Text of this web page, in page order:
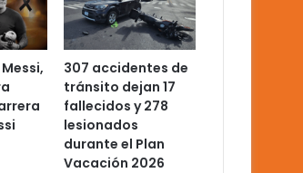
307 accidentes de
tránsito dejan 17
fallecidos y 278
lesionados
durante el Plan
Vacación 2026